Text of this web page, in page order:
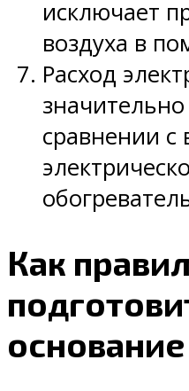
исключает
воздуха в
Расход
сравнении с
Как
основание